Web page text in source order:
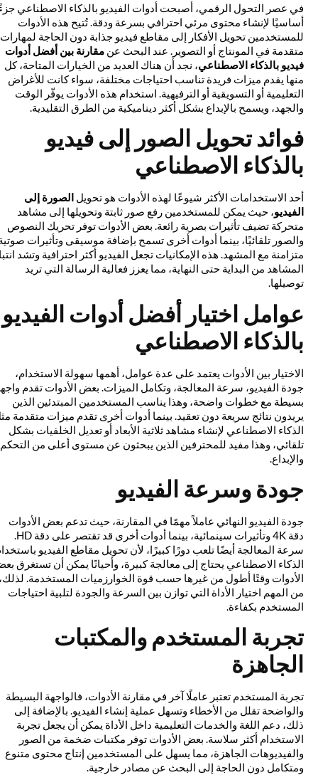
في عصر التحول الرقمي، أصبحت أدوات الفيديو بالذكاء الاصطناعي جزءًا
أساسيًا لإنشاء محتوى مرئي احترافي بسرعة ودقة. تُتيح هذه الأدوات
للمستخدمين تحويل الأفكار إلى مقاطع فيديو جذابة دون الحاجة لمهارات
متقدمة في المونتاج أو التصوير. عند البحث عنمقارنة بين أفضل أدوات
فيديو بالذكاء الاصطناعي، نجد أن هناك العديد من الخيارات المتاحة، كل
منها يقدم ميزات فريدة تناسب احتياجات مختلفة، سواء كانت للأغراض
التعليمية أو التسويقية أو الترفيهية. استخدام هذه الأدوات يوفّر الوقت
والجهد، ويسمح بالإبداع بشكل أكثر ديناميكية من الطرق التقليدية.
فوائد تحويل الصور إلى فيديو
بالذكاء الاصطناعي
أحد الاستخدامات الأكثر شيوعًا لهذه الأدوات هو تحويلالصورة إلى
الفيديو، حيث يمكن للمستخدمين رفع صور ثابتة وتحويلها إلى مشاهد
متحركة تضيف تأثيرات بصرية رائعة. بعض الأدوات توفر تحريك النصوص
والصور تلقائيًا، بينما أدوات أخرى تسمح بإضافة موسيقى وتأثيرات صوتية
متزامنة مع المشهد. هذه الإمكانيات تجعل الفيديو أكثر احترافية وتشد انتباه
المشاهد من البداية حتى النهاية، مما يعزز فعالية الرسالة التي تريد
توصيلها.
عوامل اختيار أفضل أدوات الفيديو
بالذكاء الاصطناعي
الاختيار بين الأدوات يعتمد على عدة عوامل، أهمها سهولة الاستخدام،
جودة الفيديو، سرعة المعالجة، وتكامل الميزات. بعض الأدوات تقدم واجهة
بسيطة مع خطوات واضحة، وهذا يناسب المستخدمين المبتدئين الذين
يريدون نتائج سريعة دون تعقيد. بينما أدوات أخرى تقدم ميزات متقدمة مثل
الذكاء الاصطناعي لإنشاء مشاهد ثلاثية الأبعاد أو تعديل الخلفيات بشكل
تلقائي، وهذا مفيد للمحترفين الذين يبحثون عن مستوى أعلى من التحكم
والإبداع.
جودة وسرعة الفيديو
جودة الفيديو النهائي عاملاً مهمًا في المقارنة، حيث تدعم بعض الأدوات
دقة 4K وتأثيرات سينمائية، بينما أدوات أخرى قد تقتصر على دقة HD.
سرعة المعالجة أيضًا تلعب دورًا كبيرًا، لأن تحويل مقاطع الفيديو باستخدام
الذكاء الاصطناعي يحتاج إلى معالجة كبيرة، وأحيانًا يمكن أن تستغرق بعض
الأدوات وقتًا أطول من غيرها حسب قوة الخوارزميات المستخدمة. لذلك،
من المهم اختيار الأداة التي توازن بين السرعة والجودة لتلبية احتياجات
المستخدم بكفاءة.
تجربة المستخدم والمكتبات
الجاهزة
تجربة المستخدم تعتبر عاملًا آخر في مقارنة الأدوات، فالواجهة البسيطة
والواضحة تقلل من الأخطاء وتسهل عملية إنشاء الفيديو. بالإضافة إلى
ذلك، دعم اللغة والخدمات التعليمية داخل الأداة يمكن أن يجعل تجربة
الاستخدام أكثر سلاسة. بعض الأدوات توفر مكتبات ضخمة من الصور
والفيديوهات الجاهزة، مما يسهل على المستخدمين إنتاج محتوى متنوع
ومتكامل دون الحاجة إلى البحث عن مصادر خارجية.